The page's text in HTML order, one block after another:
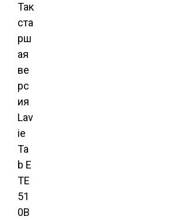
Так
ста
рш
ая
ве
рс
ия
Lav
ie
Ta
b E
TE
51
0B